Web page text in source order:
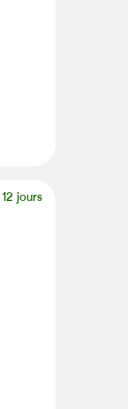
12 jours